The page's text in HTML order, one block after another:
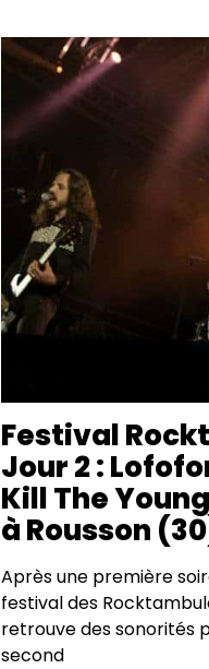
Festival
Jour 2 :
Kill The
à Rousson
Après une première
festival des
retrouve des sonorités
second